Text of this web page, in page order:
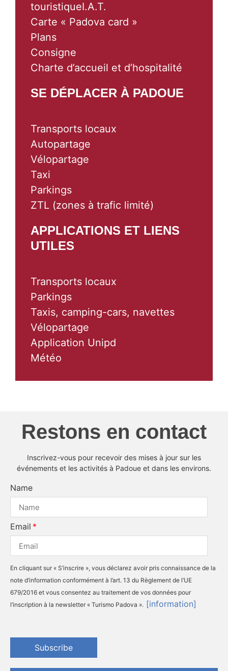
touristiqueI.A.T.
Carte « Padova card »
Plans
Consigne
Charte d’accueil et d’hospitalité
SE DÉPLACER À PADOUE
Transports locaux
Autopartage
Vélopartage
Taxi
Parkings
ZTL (zones à trafic limité)
APPLICATIONS ET LIENS
UTILES
Transports locaux
Parkings
Taxis, camping-cars, navettes
Vélopartage
Application Unipd
Météo
Restons en contact
Inscrivez-vous pour recevoir des mises à jour sur les
événements et les activités à Padoue et dans les environs.
Name
Email
En cliquant sur « S’inscrire », vous déclarez avoir pris connaissance de la
note d’information conformément à l’art. 13 du Règlement de l’UE
679/2016 et vous consentez au traitement de vos données pour
l’inscription à la newsletter « Turismo Padova ». [information]
Subscribe